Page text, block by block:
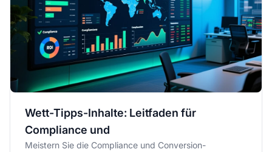
Wett-Tipps-Inhalte: Leitfaden für
Compliance und
Meistern Sie die Compliance und Conversion-